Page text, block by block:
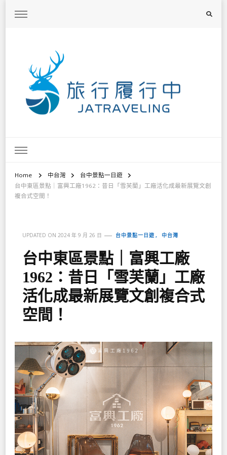
Home 中台灣
台中景點一日遊
台中東區景點｜富興工廠1962：昔日「雪芙蘭」工廠活化成最新展覽文創
複合式空間！
UPDATED ON 2024 年 9 月 26 日 台中景點一日遊 中台灣
台中東區景點｜富興工廠
1962：昔日「雪芙蘭」工廠
活化成最新展覽文創複合式
空間！